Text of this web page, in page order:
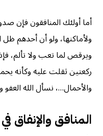
أما أولئك المنافقون فإن
ولأماكنها، ولو أن أحدهم
ويرقص لما تعب ولا تألم،
ركعتين ثقلت عليه وكأنه
والأحمال…، نسأل الله
المنافق والإنفاق